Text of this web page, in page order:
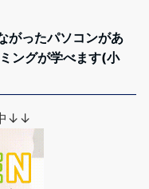
がったパソコンがあ
ングが学べます(小
↓↓